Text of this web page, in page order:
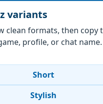
variants
clean formats, then copy
profile, or chat name.
Short
Stylish